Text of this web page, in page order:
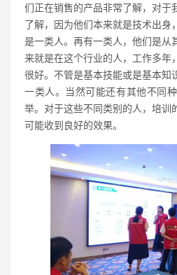
们正在销售的产品非常了解，对于
了解，因为他们本来就是技术出身
是一类人。再有一类人，他们是从
来就是在这个行业的人，工作多年
很好。不管是基本技能或是基本知
一类人。当然可能还有其他不同
举。对于这些不同类别的人，培训
可能收到良好的效果。